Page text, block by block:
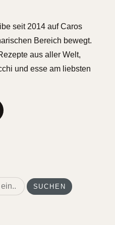
seit 2014 auf Caros
Bereich bewegt.
aus aller Welt,
und esse am liebsten